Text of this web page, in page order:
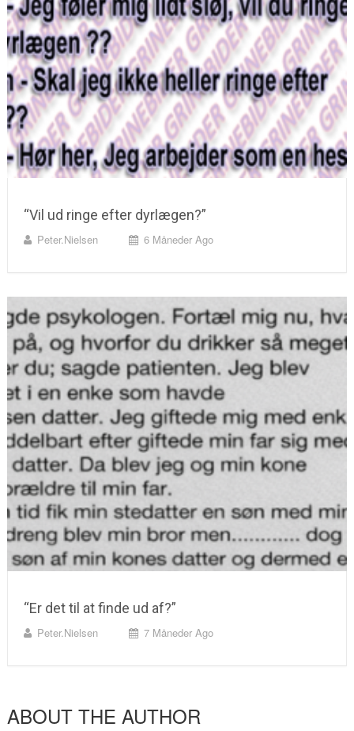
“Vil ud ringe efter dyrlægen?”
Peter.nielsen 6 Måneder Ago
“Er det til at finde ud af?”
Peter.nielsen 7 Måneder Ago
ABOUT THE AUTHOR